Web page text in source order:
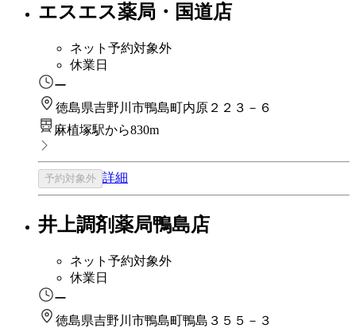
エスエス薬局・国道店
ネット予約対象外
休業日
ー
徳島県吉野川市鴨島町内原２２３－６
麻植塚駅から830m
予約対象外 詳細
井上調剤薬局鴨島店
ネット予約対象外
休業日
ー
徳島県吉野川市鴨島町鴨島３５５－３